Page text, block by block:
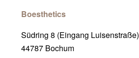
Boesthetics
Südring 8 (Eingang Luisenstraße)
44787 Bochum